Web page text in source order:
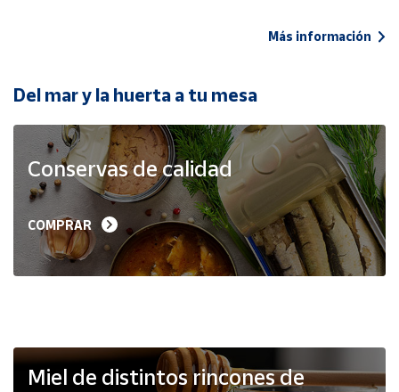
de Correos
Market
Productos
Solidarios
Ayuda
Vendedores
Más información
Del mar y la huerta a tu mesa
Conservas de calidad
COMPRAR
Miel de distintos rincones de